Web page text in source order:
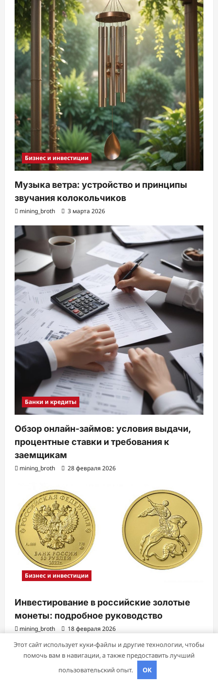
Бизнес и инвестиции
Музыка ветра: устройство и принципы
звучания колокольчиков
mining_broth 3 марта 2026
Банки и кредиты
Обзор онлайн-займов: условия выдачи,
процентные ставки и требования к
заемщикам
mining_broth 28 февраля 2026
Бизнес и инвестиции
Инвестирование в российские золотые
монеты: подробное руководство
mining_broth 18 февраля 2026
Авторское право © 2026 Все права зарезервированы.
ReviewNewsот AF themes.
Этот сайт использует куки-файлы и другие технологии, чтобы
помочь вам в навигации, а также предоставить лучший
пользовательский опыт.
OK